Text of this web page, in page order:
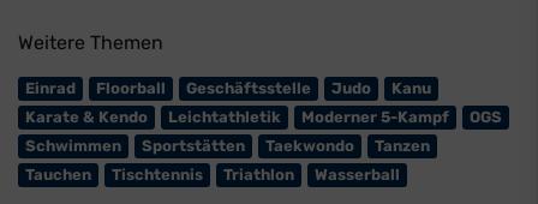
Weitere Themen
Einrad Floorball Geschäftsstelle Judo
Kanu
Karate & Kendo
Leichtathletik Moderner 5-Kampf
OGS
Schwimmen
Sportstätten Taekwondo
Tanzen
Tauchen
Tischtennis Triathlon Wasserball